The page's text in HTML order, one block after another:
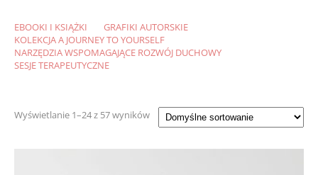
EBOOKI I KSIĄŻKI
GRAFIKI AUTORSKIE
KOLEKCJA A JOURNEY TO YOURSELF
NARZĘDZIA WSPOMAGAJĄCE ROZWÓJ DUCHOWY
SESJE TERAPEUTYCZNE
Wyświetlanie 1–24 z 57 wyników